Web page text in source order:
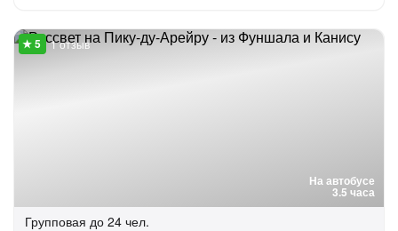
На автобусе
3.5 часа
1 отзыв
Групповая до 24 чел.